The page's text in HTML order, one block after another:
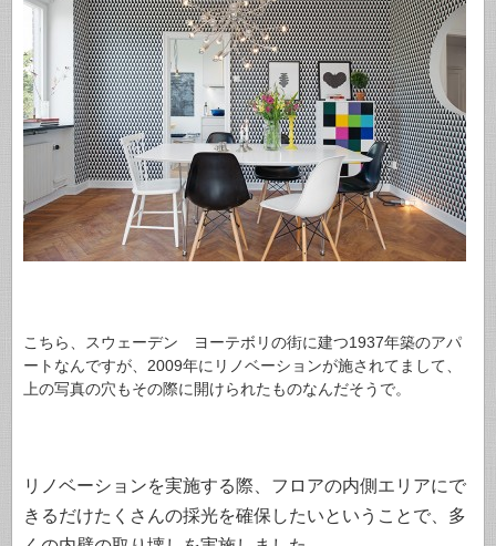
こちら、スウェーデン ヨーテボリの街に建つ1937年築のアパ
ートなんですが、2009年にリノベーションが施されてまして、
上の写真の穴もその際に開けられたものなんだそうで。
リノベーションを実施する際、 フロアの内側エリアにで
きるだけたくさんの採光を確保したいということで、多